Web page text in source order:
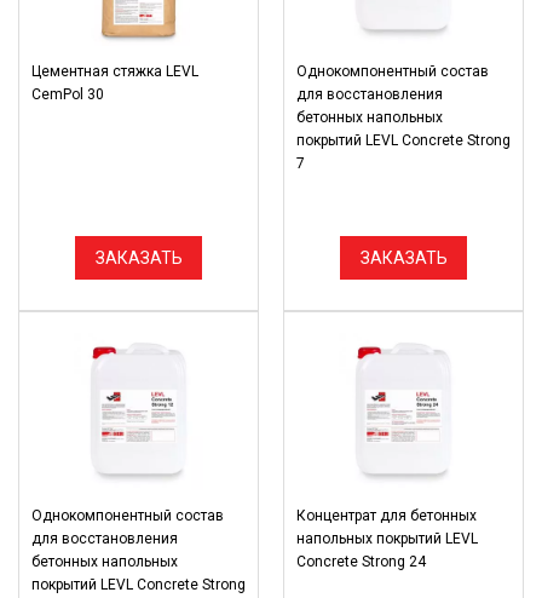
Цементная стяжка LEVL
CemPol 30
ЗАКАЗАТЬ
Однокомпонентный состав
для восстановления
бетонных напольных
покрытий LEVL Сoncrete Strong
7
ЗАКАЗАТЬ
Однокомпонентный состав
для восстановления
бетонных напольных
покрытий LEVL Сoncrete Strong
Концентрат для бетонных
напольных покрытий LEVL
Сoncrete Strong 24